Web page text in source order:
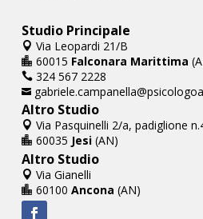
Studio Principale
 Via Leopardi 21/B
 60015 Falconara Marittima
324 567 2228

Altro Studio
 Via Pasquinelli 2/a, padiglione
 60035 Jesi(AN)
Altro Studio
 Via Gianelli
 60100 Ancona (AN)